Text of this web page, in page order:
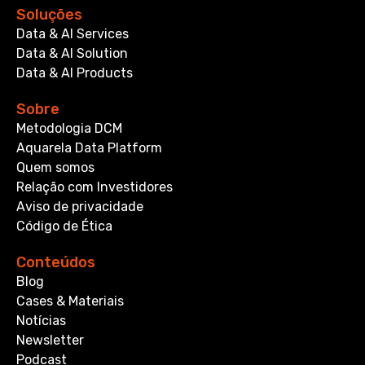
Soluções
Data & AI Services
Data & AI Solution
Data & AI Products
Sobre
Metodologia DCM
Aquarela Data Platform
Quem somos
Relação com Investidores
Aviso de privacidade
Código de Ética
Conteúdos
Blog
Cases & Materiais
Notícias
Newsletter
Podcast